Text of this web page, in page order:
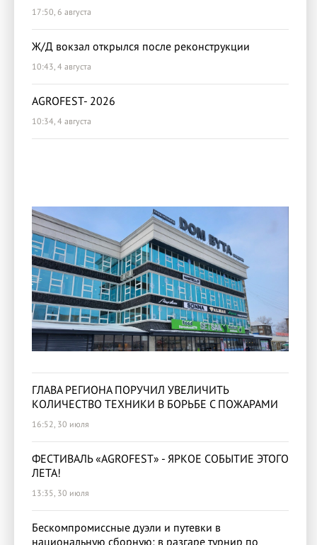
17:50, 6 августа
Ж/Д вокзал открылся после реконструкции
10:43, 4 августа
AGROFEST- 2026
10:34, 4 августа
ГЛАВА РЕГИОНА ПОРУЧИЛ УВЕЛИЧИТЬ
КОЛИЧЕСТВО ТЕХНИКИ В БОРЬБЕ С ПОЖАРАМИ
16:52, 30 июля
ФЕСТИВАЛЬ «AGROFEST» - ЯРКОЕ СОБЫТИЕ ЭТОГО
ЛЕТА!
13:35, 30 июля
Бескомпромиссные дуэли и путевки в
национальную сборную: в разгаре турнир по